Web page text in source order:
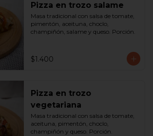
Pizza en trozo salame
Masa tradicional con salsa de tomate,
pimentón, aceituna, choclo,
champiñón, salame y queso. Porción.
$1.400
Pizza en trozo
vegetariana
Masa tradicional con salsa de tomate,
aceituna, pimentón, choclo,
champiñón y queso. Porción.